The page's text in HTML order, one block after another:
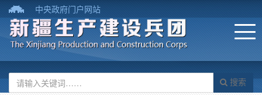
中央政府门户网站
搜索